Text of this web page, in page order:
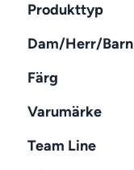
Produkttyp
Dam/Herr/Barn
Färg
Varumärke
Team Line